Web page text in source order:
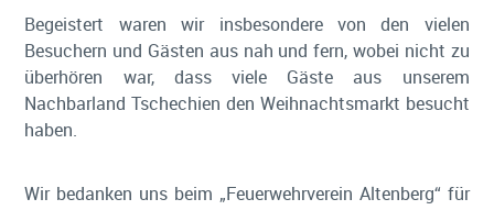
Begeistert waren wir insbesondere von den vielen
Besuchern und Gästen aus nah und fern, wobei nicht zu
überhören war, dass viele Gäste aus unserem
Nachbarland Tschechien den Weihnachtsmarkt besucht
haben.
Wir bedanken uns beim „Feuerwehrverein Altenberg“ für